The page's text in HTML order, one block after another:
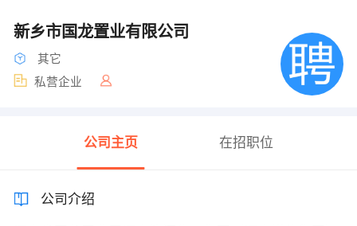
新乡市国龙置业有限公司
其它
私营企业
公司主页 在招职位
公司介绍